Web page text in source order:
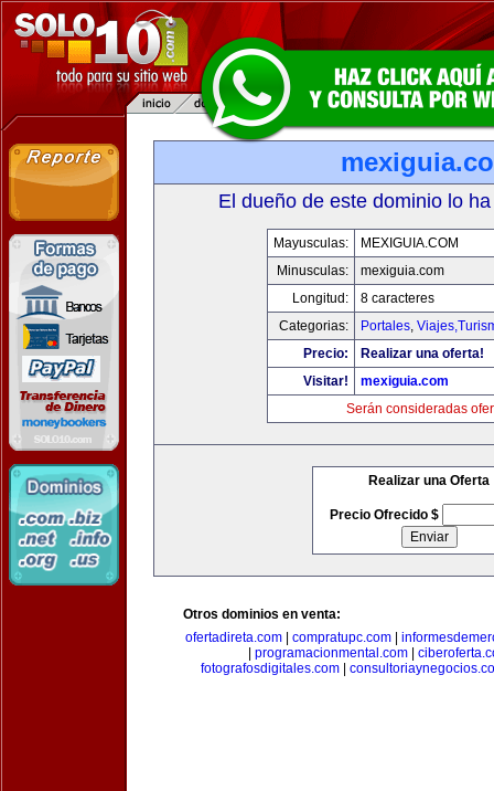
El dueño de este dominio lo
Mayusculas:
MEXIGUIA.COM
Minusculas:
mexiguia.com
Longitud:
8 caracteres
Categorias:
Portales,
Precio:
Realizar una oferta!
Visitar!
mexiguia.com
Serán consideradas
Realizar una Oferta
Precio Ofrecido $
Otros dominios en venta:
ofertadireta.com| compratupc.com|
programacionmental.com|
fotografosdigitales.com